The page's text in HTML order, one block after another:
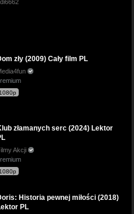
zły (2009) Cały film PL
1080p
złamanych serc (2024) Lektor
Akcji
Historia pewnej miłości (2018)
PL